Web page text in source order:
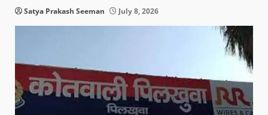
Satya Prakash Seeman July 8, 2026